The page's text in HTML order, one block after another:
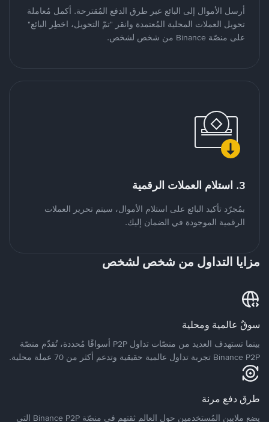
أرسل الأموال إلى البائع عبر طرق الدفع المُقترحة. أكمل مُعاملة
تحويل العملات المحلية المُعتمدة وانقر "تمّ التحويل، اخطِر البائع"
على منصّة Binance من شخص لشخص.
3. استلام العملات الرقمية
بمُجرّد تأكيد البائع على استلام الأموال، سيتم تحرير العملات
الرقمية الموجودة في الضمان إليك.
مزايا التداول من شخص لشخص
سوقٌ عالمية ومحلية
بينما تستهدف العديد من منصّات تداول P2P أسواقًا مُحددة، تُقدّم منصّة
Binance P2P تجربة تداول عالمية حقيقية وتدعم أكثر من 70 عملة محلية.
طرق دفع مرنة
يضع ملايين المُستخدمين حول العالم ثقتهم في منصّة Binance P2P التي